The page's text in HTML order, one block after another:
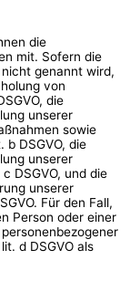
die
mit. Sofern die
genannt wird,
von
die
unserer
sowie
DSGVO, die
unserer
DSGVO, und die
unserer
Für den Fall,
Person oder einer
d DSGVO als